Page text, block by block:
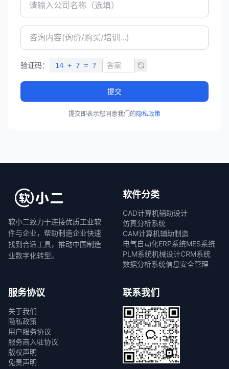
验证码： 14 + 7 = ?
提交
提交即表示您同意我们的隐私政策
软小二致力于连接优质工业软
件与企业，帮助制造企业快速
找到合适工具，推动中国制造
业数字化转型。
软件分类
CAD计算机辅助设计
仿真分析系统
CAM计算机辅助制造
电气自动化ERP系统MES系统
PLM系统机械设计CRM系统
数据分析系统信息安全管理
服务协议
关于我们
隐私政策
用户服务协议
服务商入驻协议
版权声明
免责声明
联系我们